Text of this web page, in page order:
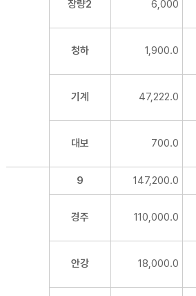
장량2 6,000
청하 1,900.0
기계 47,222.0
대보 700.0
9 147,200.0
경주 110,000.0
안강 18,000.0